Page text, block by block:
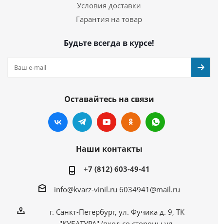
Условия доставки
Гарантия на товар
Будьте всегда в курсе!
Оставайтесь на связи
Наши контакты
+7 (812) 603-49-41
info@kvarz-vinil.ru 6034941@mail.ru
г. Санкт-Петербург, ул. Фучика д. 9, ТК